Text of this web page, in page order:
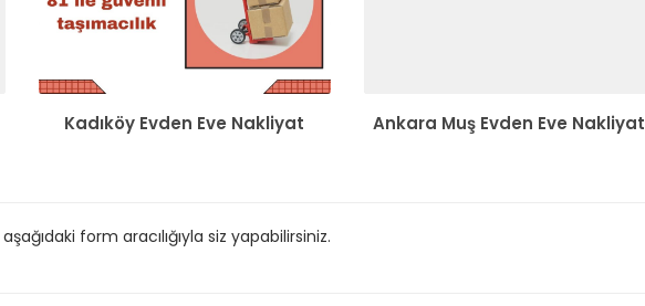
Kadıköy Evden Eve Nakliyat Ankara Muş Evden Eve Nakliyat
form aracılığıyla siz yapabilirsiniz.